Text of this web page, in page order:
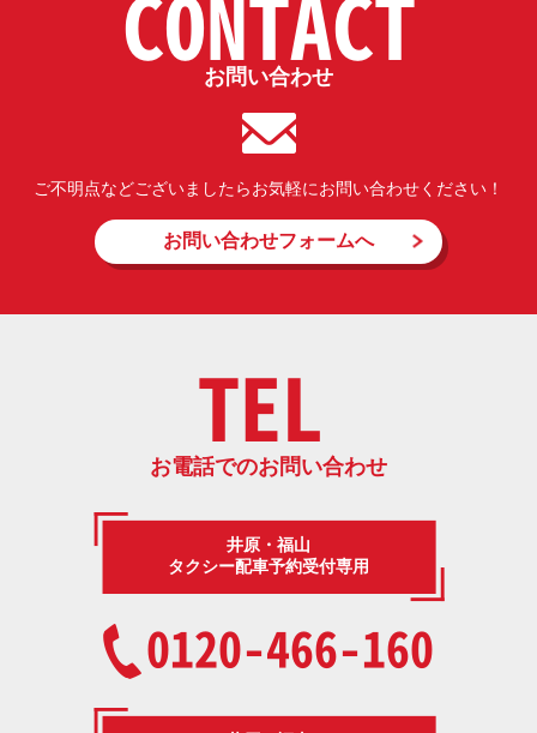
お問い合わせ
ご不明点などございましたらお気軽にお問い合わせください！
お問い合わせフォームへ
TEL
お電話でのお問い合わせ
井原・福山
タクシー配車予約受付専用
0120-466-160